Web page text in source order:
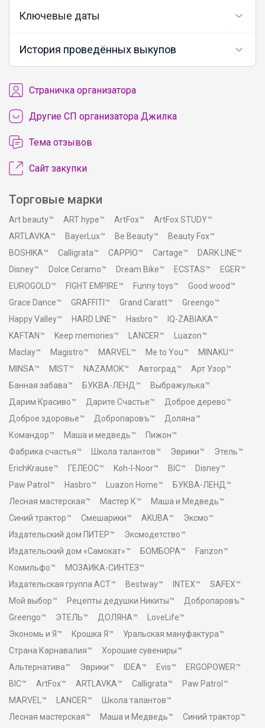
Ключевые даты
История проведённых выкупов
Cтраничка организатора
Другие СП организатора Джилка
Тема отзывов
Сайт закупки
Торговые марки
Art beauty™ ART hype™ ArtFox™
ArtFox STUDY™
ARTLAVKA™
BayerLux™ Be Beauty™
Beauty Fox™
BOSHIKA™
Calligrata™ CAPPIO™ Cartage™
DARK LINE™
Disney™
Dolce Ceramo™ Dream Bike™ ECSTAS™
EGER™
EUROGOLD™
FIGHT EMPIRE™ Funny toys™
Good wood™
Grace Dance™
GRAFFITI™ Grand Caratt™
Greengo™
Happy Valley™
HARD LINE™ Hasbro™
IQ-ZABIAKA™
KAFTAN™
Keep memories™ LANCER™
Luazon™
Maclay™
Magistro™ MARVEL™ Me to You™
MINAKU™
MINSA™
MIST™ NAZAMOK™ Автоград™
Арт Узор™
Банная забава™
БУКВА-ЛЕНД™
Выбражулька™
Дарим Красиво™
Дарите Счастье™
Доброе дерево™
Доброе здоровье™
Добропаровъ™
Доляна™
Командор™
Маша и медведь™
Пижон™
Фабрика счастья™
Школа талантов™ Эврики™
Этель™
ErichKrause™
ГЕЛЕОС™ Koh-I-Noor™ BIC™
Disney™
Paw Patrol™
Hasbro™ Luazon Home™
БУКВА-ЛЕНД™
Лесная мастерская™
Мастер К™
Маша и Медведь™
Синий трактор™
Смешарики™ AKUBA™
Эксмо™
Издательский дом ПИТЕР™
Эксмодетство™
Издательский дом «Самокат»™
БОМБОРА™
Fanzon™
Комильфо™
МОЗАИКА-СИНТЕЗ™
Издательская группа АСТ™
Bestway™ INTEX™
SAFEX™
Мой выбор™
Рецепты дедушки Никиты™
Добропаровъ™
Greengo™
ЭТЕЛЬ™ ДОЛЯНА™
LoveLife™
Экономь и Я™
Крошка Я™
Уральская мануфактура™
Страна Карнавалия™
Хорошие сувениры™
Альтернатива™
Эврики™ IDEA™ Evis™
ERGOPOWER™
BIC™
ArtFox™ ARTLAVKA™ Calligrata™
Paw Patrol™
MARVEL™
LANCER™
Школа талантов™
Лесная мастерская™
Маша и Медведь™ Синий трактор™